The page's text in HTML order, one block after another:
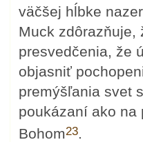
väčšej hĺbke
Muck zdôrazňuje,
presvedčenia, že
objasniť
premýšľania svet
poukázaní ako na
Bohom23.